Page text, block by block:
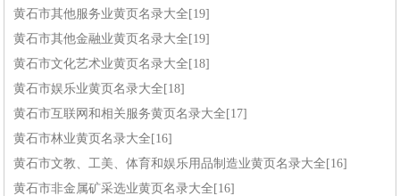
黄石市其他服务业黄页名录大全[19]
黄石市其他金融业黄页名录大全[19]
黄石市文化艺术业黄页名录大全[18]
黄石市娱乐业黄页名录大全[18]
黄石市互联网和相关服务黄页名录大全[17]
黄石市林业黄页名录大全[16]
黄石市文教、工美、体育和娱乐用品制造业黄页名录大全[16]
黄石市非金属矿采选业黄页名录大全[16]